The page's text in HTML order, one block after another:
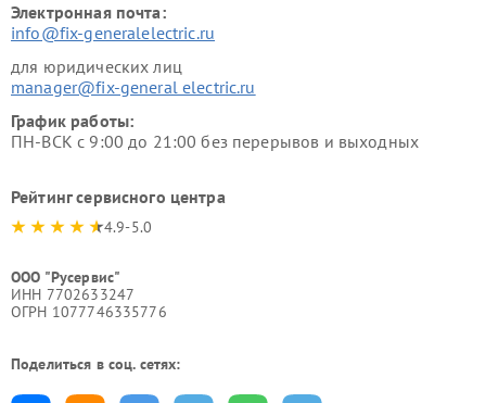
Электронная почта:
info@fix-generalelectric.ru
для юридических лиц
manager@fix-general electric.ru
График работы:
ПН-ВСК с 9:00 до 21:00 без перерывов и выходных
Рейтинг сервисного центра
4.9-5.0
ООО "Русервис"
ИНН 7702633247
ОГРН 1077746335776
Поделиться в соц. сетях: